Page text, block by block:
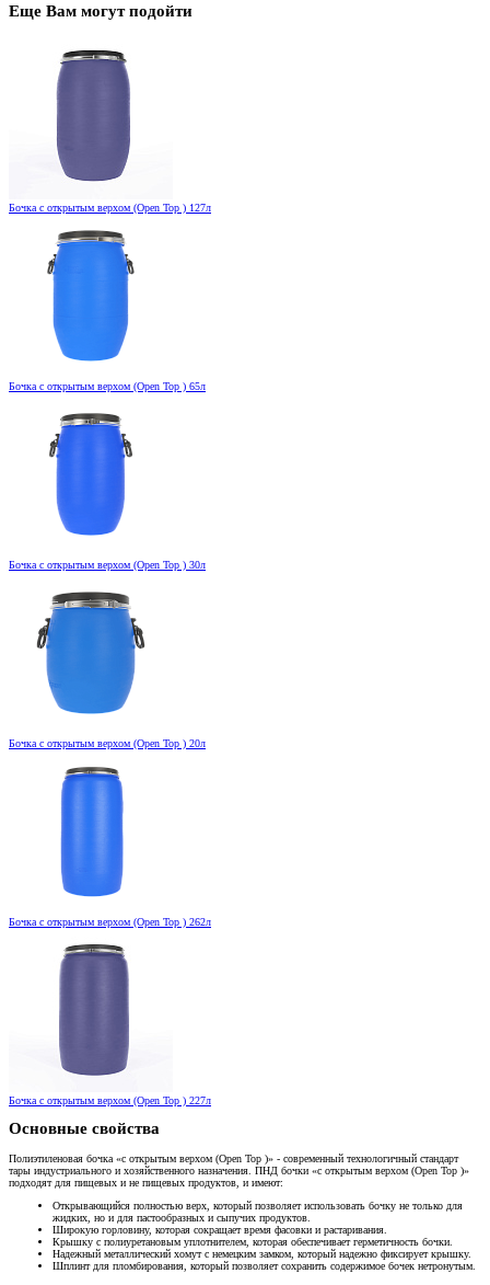
Еще Вам могут подойти
Бочка с открытым верхом (Open Top ) 127л
Бочка с открытым верхом (Open Top ) 65л
Бочка с открытым верхом (Open Top ) 30л
Бочка с открытым верхом (Open Top ) 20л
Бочка с открытым верхом (Open Top ) 262л
Бочка с открытым верхом (Open Top ) 227л
Основные свойства
Полиэтиленовая бочка «с открытым верхом (Open Top )» - современный технологичный стандарт
тары индустриального и хозяйственного назначения. ПНД бочки «с открытым верхом (Open Top )»
подходят для пищевых и не пищевых продуктов, и имеют:
Открывающийся полностью верх, который позволяет использовать бочку не только для
жидких, но и для пастообразных и сыпучих продуктов.
Широкую горловину, которая сокращает время фасовки и растаривания.
Крышку с полиуретановым уплотнителем, которая обеспечивает герметичность бочки.
Надежный металлический хомут с немецким замком, который надежно фиксирует крышку.
Шплинт для пломбирования, который позволяет сохранить содержимое бочек нетронутым.